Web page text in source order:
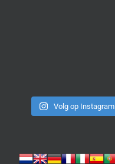
Volg op Instagram